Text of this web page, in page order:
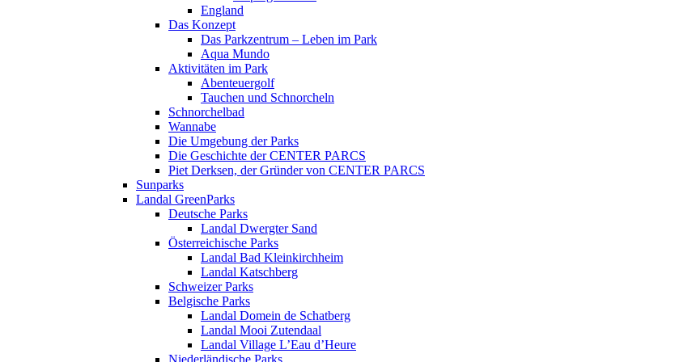
England
Das Konzept
Das Parkzentrum – Leben im Park
Aqua Mundo
Aktivitäten im Park
Abenteuergolf
Tauchen und Schnorcheln
Schnorchelbad
Wannabe
Die Umgebung der Parks
Die Geschichte der CENTER PARCS
Piet Derksen, der Gründer von CENTER PARCS
Sunparks
Landal GreenParks
Deutsche Parks
Landal Dwergter Sand
Österreichische Parks
Landal Bad Kleinkirchheim
Landal Katschberg
Schweizer Parks
Belgische Parks
Landal Domein de Schatberg
Landal Mooi Zutendaal
Landal Village L’Eau d’Heure
Niederländische Parks